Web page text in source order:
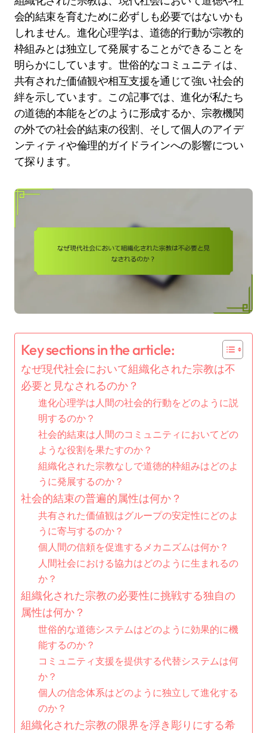
会的結束を育むために必ずしも必要ではないかも
しれません。進化心理学は、道徳的行動が宗教的
枠組みとは独立して発展することができることを
明らかにしています。世俗的なコミュニティは、
共有された価値観や相互支援を通じて強い社会的
絆を示しています。この記事では、進化が私たち
の道徳的本能をどのように形成するか、宗教機関
の外での社会的結束の役割、そして個人のアイデ
ンティティや倫理的ガイドラインへの影響につい
て探ります。
Key sections in the article:
なぜ現代社会において組織化された宗教は不
必要と見なされるのか？
進化心理学は人間の社会的行動をどのように説
明するのか？
社会的結束は人間のコミュニティにおいてどの
ような役割を果たすのか？
組織化された宗教なしで道徳的枠組みはどのよ
うに発展するのか？
社会的結束の普遍的属性は何か？
共有された価値観はグループの安定性にどのよ
うに寄与するのか？
個人間の信頼を促進するメカニズムは何か？
人間社会における協力はどのように生まれるの
か？
組織化された宗教の必要性に挑戦する独自の
属性は何か？
世俗的な道徳システムはどのように効果的に機
能するのか？
コミュニティ支援を提供する代替システムは何
か？
個人の信念体系はどのように独立して進化する
のか？
組織化された宗教の限界を浮き彫りにする希